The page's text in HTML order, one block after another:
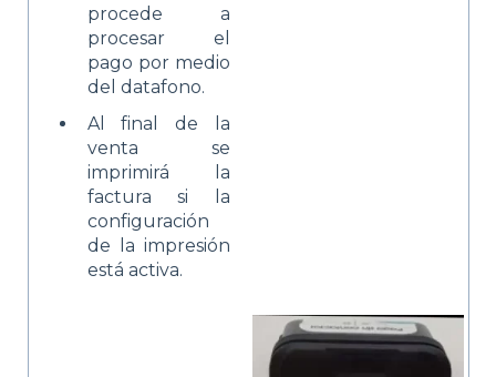
procede a
procesar el
pago por medio
del datafono.
Al final de la
venta se
imprimirá la
factura si la
configuración
de la impresión
está activa.